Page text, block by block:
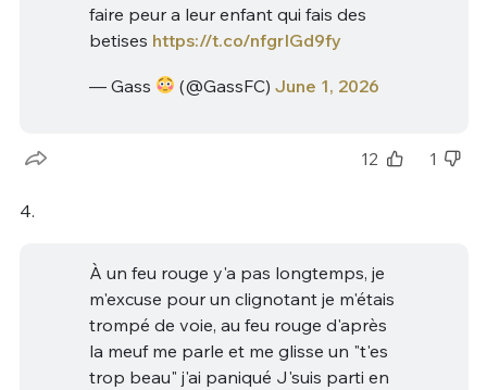
faire peur a leur enfant qui fais des
betises https://t.co/nfgrIGd9fy
— Gass (@GassFC) June 1, 2026
12 1
4.
À un feu rouge y'a pas longtemps, je
m'excuse pour un clignotant je m'étais
trompé de voie, au feu rouge d'après
la meuf me parle et me glisse un "t'es
trop beau" j'ai paniqué J'suis parti en